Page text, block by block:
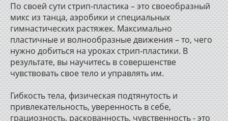
По своей сути стрип-пластика – это своеобразный
микс из танца, аэробики и специальных
гимнастических растяжек. Максимально
пластичные и волнообразные движения – то, чего
нужно добиться на уроках стрип-пластики. В
результате, вы научитесь в совершенстве
чувствовать свое тело и управлять им.
Гибкость тела, физическая подтянутость и
привлекательность, уверенность в себе,
грациозность, раскованность, чувственность - это